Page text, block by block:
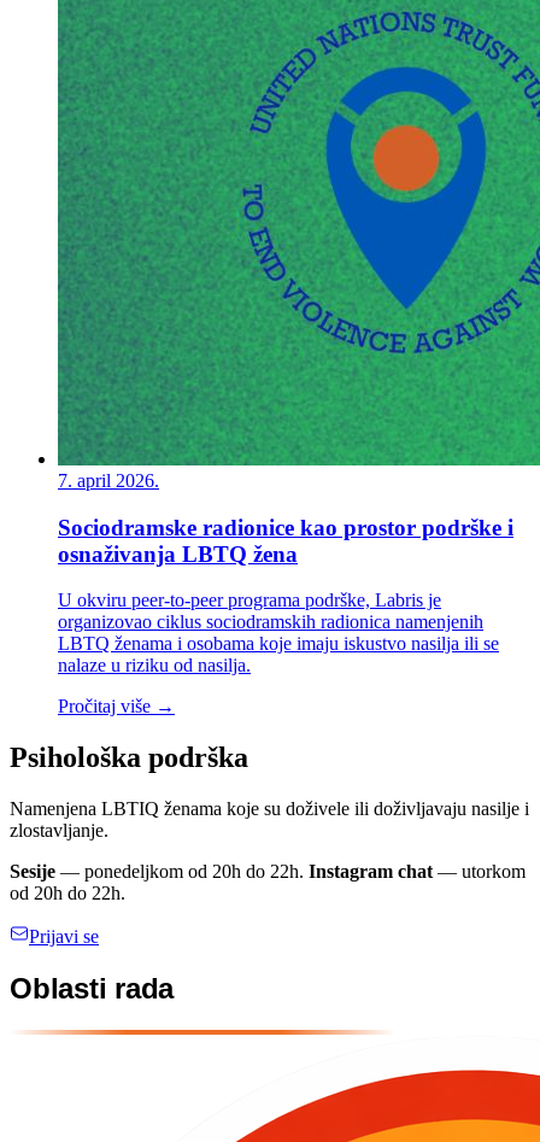
7. april 2026.
Sociodramske radionice kao prostor podrške i
osnaživanja LBTQ žena
U okviru peer-to-peer programa podrške, Labris je
organizovao ciklus sociodramskih radionica namenjenih
LBTQ ženama i osobama koje imaju iskustvo nasilja ili se
nalaze u riziku od nasilja.
Pročitaj više →
Psihološka podrška
Namenjena LBTIQ ženama koje su doživele ili doživljavaju nasilje i
zlostavljanje.
Sesije — ponedeljkom od 20h do 22h. Instagram chat — utorkom
od 20h do 22h.
Prijavi se
Oblasti rada